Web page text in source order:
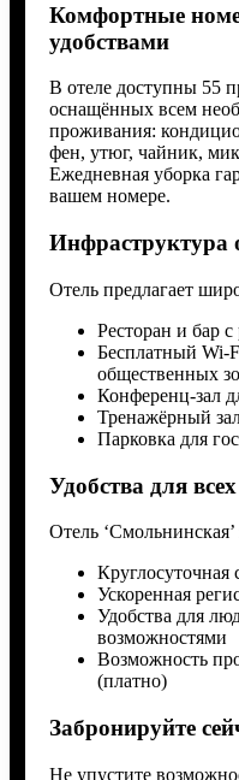
Комфортные
удобствами
В отеле доступны 55
оснащённых всем
проживания:
фен, утюг, чайник,
Ежедневная уборка
вашем номере.
Инфраструктура
Отель предлагает
Ресторан и бар
Бесплатный Wi-
общественных
Конференц-зал
Тренажёрный
Парковка для
Удобства для
Отель
Круглосуточная
Ускоренная
Удобства для
возможностями
Возможность
(платно)
Забронируйте
Не упустите